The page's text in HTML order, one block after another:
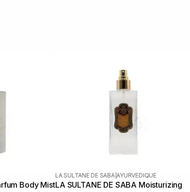
Body Mist
LA SULTANE DE SABA AYURVEDIQUE
LA SULTANE DE SABA Moisturizing